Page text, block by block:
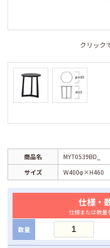
クリック
商品名
MYT0539BD_
サイズ
W400φ×H460
仕様・
仕様または数量
数量